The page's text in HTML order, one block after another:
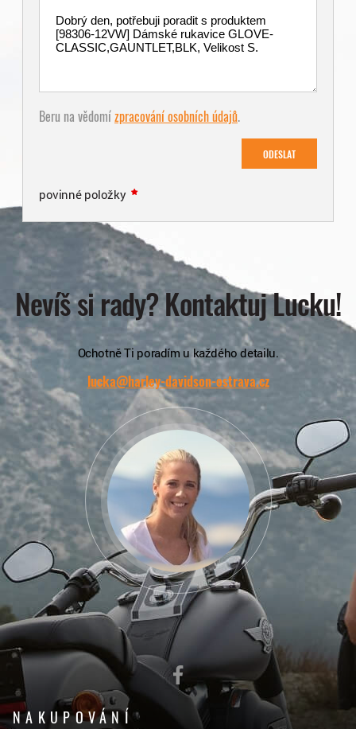
Beru na vědomízpracování osobních údajů.
ODESLAT
povinné položky
Nevíš si rady? Kontaktuj Lucku!
Ochotně Ti poradím u každého detailu.
lucka@harley-davidson-ostrava.cz
NAKUPOVÁNÍ